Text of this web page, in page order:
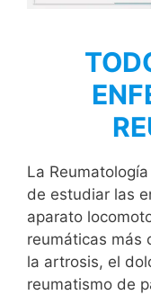
La
de estudiar las
aparato
reumáticas más
la artrosis, el
reumatismo de